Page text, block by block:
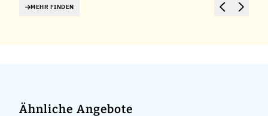
MEHR FINDEN
Ähnliche Angebote